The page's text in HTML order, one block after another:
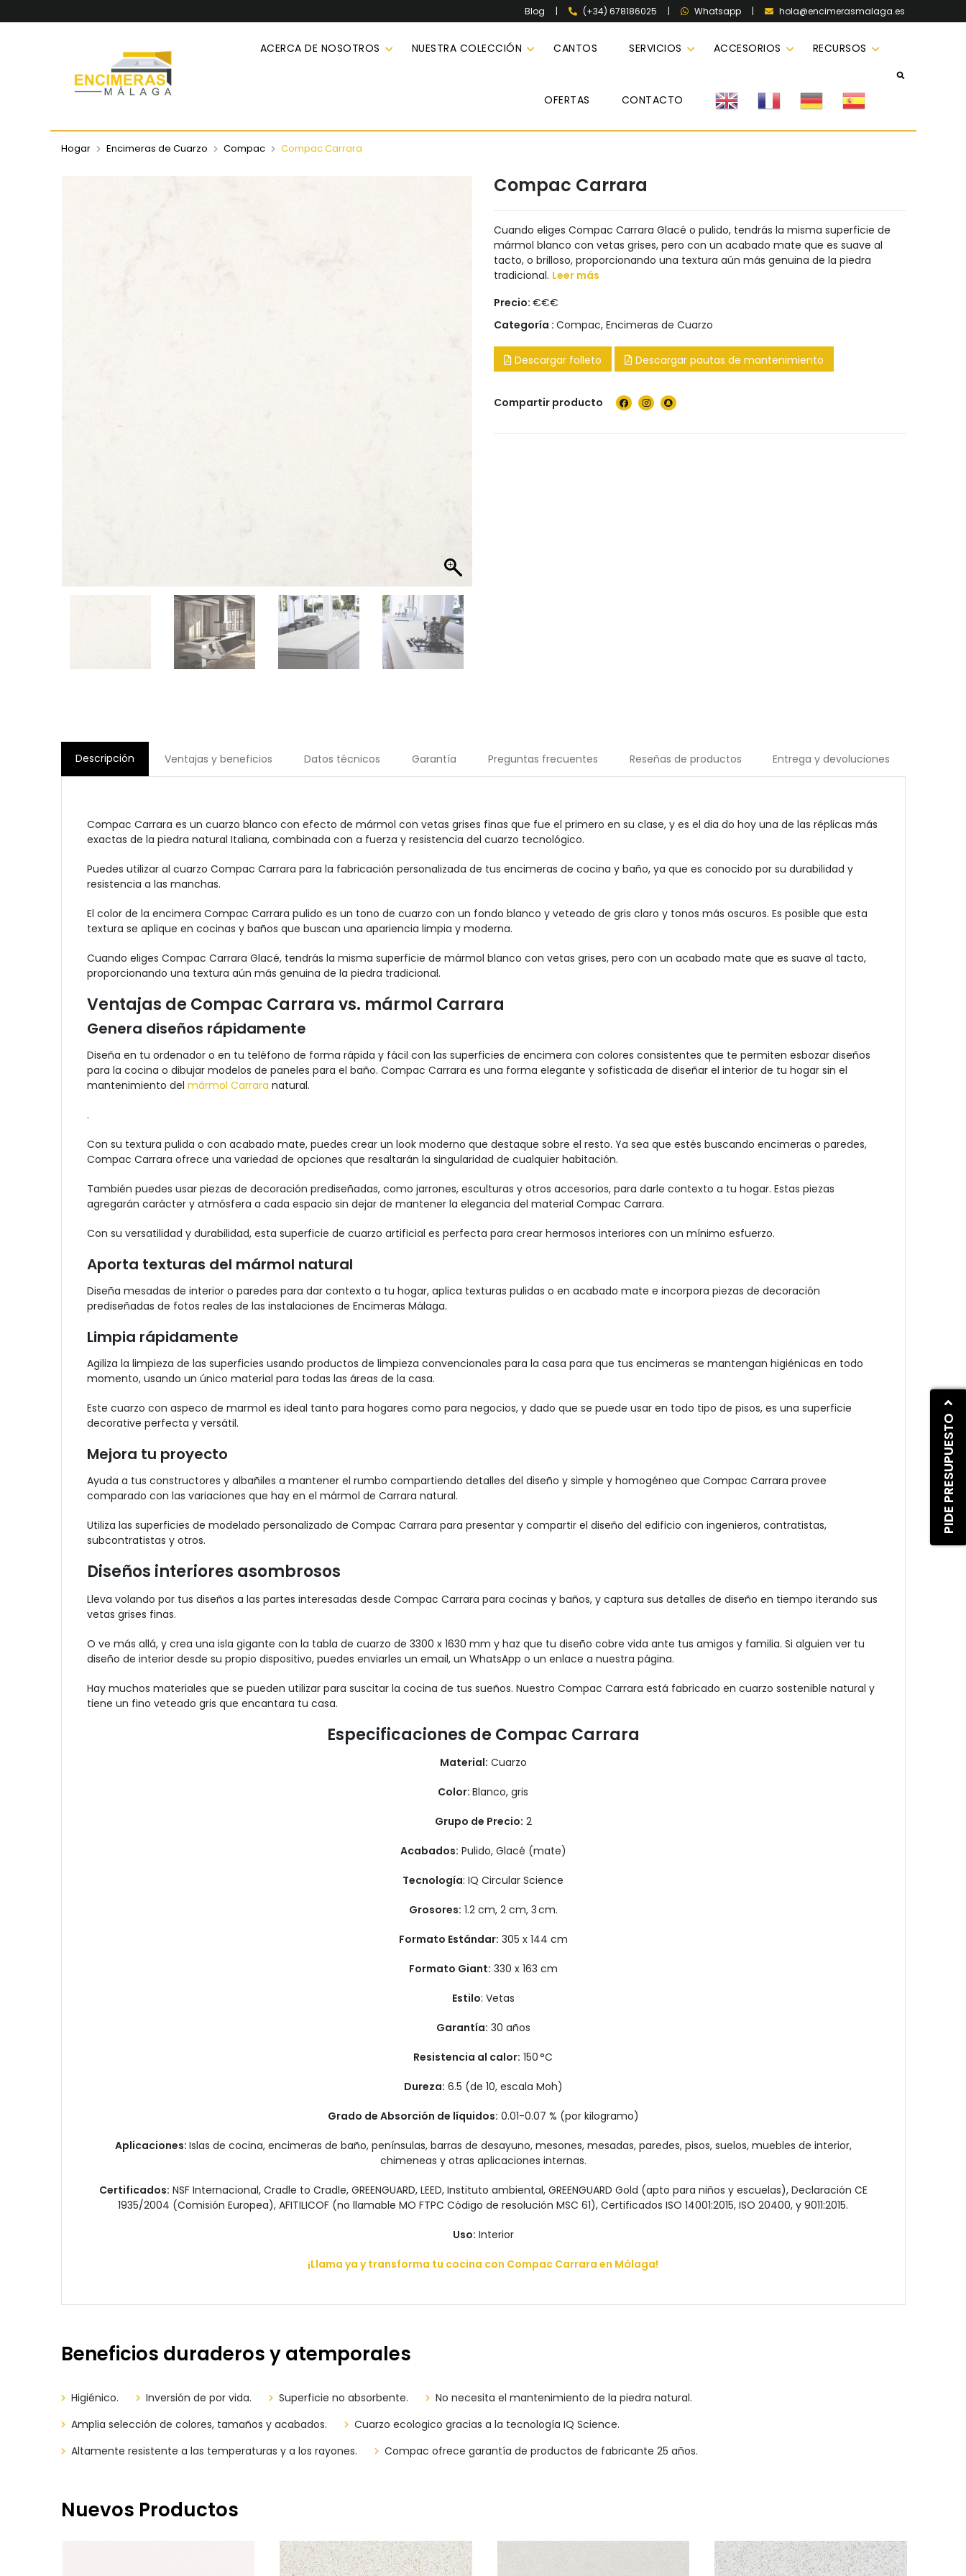
Blog | (+34) 678186025 | Whatsapp | hola@encimerasmalaga.es
ACERCA DE NOSOTROS NUESTRA COLECCIÓN CANTOS SERVICIOS ACCESORIOS RECURSOS
OFERTAS CONTACTO
Hogar Encimeras de Cuarzo Compac Compac Carrara
Compac Carrara
Cuando eliges Compac Carrara Glacé o pulido, tendrás la misma superficie de
mármol blanco con vetas grises, pero con un acabado mate que es suave al
tacto, o brilloso, proporcionando una textura aún más genuina de la piedra
tradicional. Leer más
Precio: €€€
Categoría : Compac, Encimeras de Cuarzo
Descargar folleto Descargar pautas de mantenimiento
PIDE PRESUPUESTO
Compartir producto
Descripción Ventajas y beneficios Datos técnicos Garantía Preguntas frecuentes Reseñas de productos Entrega y devoluciones
Compac Carrara es un cuarzo blanco con efecto de mármol con vetas grises finas que fue el primero en su clase, y es el dia do hoy una de las réplicas más
exactas de la piedra natural Italiana, combinada con a fuerza y resistencia del cuarzo tecnológico.
Puedes utilizar al cuarzo Compac Carrara para la fabricación personalizada de tus encimeras de cocina y baño, ya que es conocido por su durabilidad y
resistencia a las manchas.
El color de la encimera Compac Carrara pulido es un tono de cuarzo con un fondo blanco y veteado de gris claro y tonos más oscuros. Es posible que esta
textura se aplique en cocinas y baños que buscan una apariencia limpia y moderna.
Cuando eliges Compac Carrara Glacé, tendrás la misma superficie de mármol blanco con vetas grises, pero con un acabado mate que es suave al tacto,
proporcionando una textura aún más genuina de la piedra tradicional.
Ventajas de Compac Carrara vs. mármol Carrara
Genera diseños rápidamente
Diseña en tu ordenador o en tu teléfono de forma rápida y fácil con las superficies de encimera con colores consistentes que te permiten esbozar diseños
para la cocina o dibujar modelos de paneles para el baño. Compac Carrara es una forma elegante y sofisticada de diseñar el interior de tu hogar sin el
mantenimiento del mármol Carrara natural.
.
Con su textura pulida o con acabado mate, puedes crear un look moderno que destaque sobre el resto. Ya sea que estés buscando encimeras o paredes,
Compac Carrara ofrece una variedad de opciones que resaltarán la singularidad de cualquier habitación.
También puedes usar piezas de decoración prediseñadas, como jarrones, esculturas y otros accesorios, para darle contexto a tu hogar. Estas piezas
agregarán carácter y atmósfera a cada espacio sin dejar de mantener la elegancia del material Compac Carrara.
Con su versatilidad y durabilidad, esta superficie de cuarzo artificial es perfecta para crear hermosos interiores con un mínimo esfuerzo.
Aporta texturas del mármol natural
Diseña mesadas de interior o paredes para dar contexto a tu hogar, aplica texturas pulidas o en acabado mate e incorpora piezas de decoración
prediseñadas de fotos reales de las instalaciones de Encimeras Málaga.
Limpia rápidamente
Agiliza la limpieza de las superficies usando productos de limpieza convencionales para la casa para que tus encimeras se mantengan higiénicas en todo
momento, usando un único material para todas las áreas de la casa.
Este cuarzo con aspeco de marmol es ideal tanto para hogares como para negocios, y dado que se puede usar en todo tipo de pisos, es una superficie
decorative perfecta y versátil.
Mejora tu proyecto
Ayuda a tus constructores y albañiles a mantener el rumbo compartiendo detalles del diseño y simple y homogéneo que Compac Carrara provee
comparado con las variaciones que hay en el mármol de Carrara natural.
Utiliza las superficies de modelado personalizado de Compac Carrara para presentar y compartir el diseño del edificio con ingenieros, contratistas,
subcontratistas y otros.
Diseños interiores asombrosos
Lleva volando por tus diseños a las partes interesadas desde Compac Carrara para cocinas y baños, y captura sus detalles de diseño en tiempo iterando sus
vetas grises finas.
O ve más allá, y crea una isla gigante con la tabla de cuarzo de 3300 x 1630 mm y haz que tu diseño cobre vida ante tus amigos y familia. Si alguien ver tu
diseño de interior desde su propio dispositivo, puedes enviarles un email, un WhatsApp o un enlace a nuestra página.
Hay muchos materiales que se pueden utilizar para suscitar la cocina de tus sueños. Nuestro Compac Carrara está fabricado en cuarzo sostenible natural y
tiene un fino veteado gris que encantara tu casa.
Especificaciones de Compac Carrara
Material: Cuarzo
Color: Blanco, gris
Grupo de Precio: 2
Acabados: Pulido, Glacé (mate)
Tecnología: IQ Circular Science
Grosores: 1.2 cm, 2 cm, 3 cm.
Formato Estándar: 305 x 144 cm
Formato Giant: 330 x 163 cm
Estilo: Vetas
Garantía: 30 años
Resistencia al calor: 150 °C
Dureza: 6.5 (de 10, escala Moh)
Grado de Absorción de líquidos: 0.01-0.07 % (por kilogramo)
Aplicaciones: Islas de cocina, encimeras de baño, penínsulas, barras de desayuno, mesones, mesadas, paredes, pisos, suelos, muebles de interior,
chimeneas y otras aplicaciones internas.
Certificados: NSF Internacional, Cradle to Cradle, GREENGUARD, LEED, Instituto ambiental, GREENGUARD Gold (apto para niños y escuelas), Declaración CE
1935/2004 (Comisión Europea), AFITILICOF (no llamable MO FTPC Código de resolución MSC 61), Certificados ISO 14001:2015, ISO 20400, y 9011:2015.
Uso: Interior
¡Llama ya y transforma tu cocina con Compac Carrara en Málaga!
Beneficios duraderos y atemporales
Higiénico. Inversión de por vida. Superficie no absorbente.
No necesita el mantenimiento de la piedra natural.
Amplia selección de colores, tamaños y acabados.
Cuarzo ecologico gracias a la tecnología IQ Science.
Altamente resistente a las temperaturas y a los rayones.
Compac ofrece garantía de productos de fabricante 25 años.
Nuevos Productos